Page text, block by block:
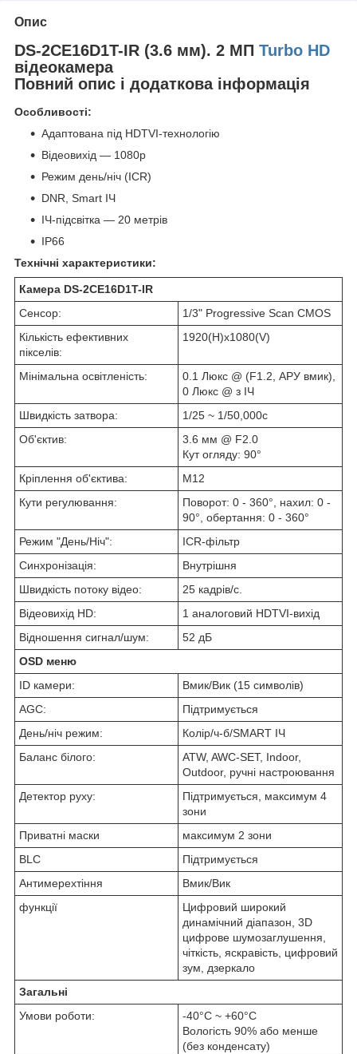
Опис
DS-2CE16D1T-IR (3.6 мм). 2 МП Turbo HD
відеокамера
Повний опис і додаткова інформація
Особливості:
Адаптована під HDTVI-технологію
Відеовихід — 1080p
Режим день/ніч (ICR)
DNR, Smart ІЧ
ІЧ-підсвітка — 20 метрів
IP66
Технічні характеристики:
Камера DS-2CE16D1T-IR
Сенсор:
1/3" Progressive Scan CMOS
Кількість ефективних
пікселів:
1920(H)х1080(V)
Мінімальна освітленість:
0.1 Люкс @ (F1.2, АРУ вмик),
0 Люкс @ з ІЧ
Швидкість затвора:
1/25 ~ 1/50,000с
Об'єктив:
3.6 мм @ F2.0
Кут огляду: 90°
Кріплення об'єктива:
М12
Кути регулювання:
Поворот: 0 - 360°, нахил: 0 -
90°, обертання: 0 - 360°
Режим "День/Ніч":
ICR-фільтр
Синхронізація:
Внутрішня
Швидкість потоку відео:
25 кадрів/с.
Відеовихід HD:
1 аналоговий HDTVI-вихід
Відношення сигнал/шум:
52 дБ
OSD меню
ID камери:
Вмик/Вик (15 символів)
AGC:
Підтримується
День/ніч режим:
Колір/ч-б/SMART ІЧ
Баланс білого:
ATW, AWC-SET, Indoor,
Outdoor, ручні настроювання
Детектор руху:
Підтримується, максимум 4
зони
Приватні маски
максимум 2 зони
BLC
Підтримується
Антимерехтіння
Вмик/Вик
функції
Цифровий широкий
динамічний діапазон, 3D
цифрове шумозаглушення,
чіткість, яскравість, цифровий
зум, дзеркало
Загальні
Умови роботи:
-40°C ~ +60°C
Вологість 90% або менше
(без конденсату)